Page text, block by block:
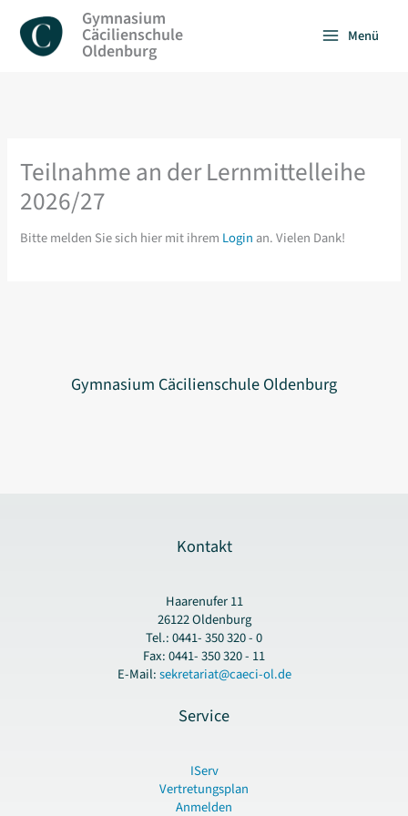
Inhalt
springen
Gymnasium
Cäcilienschule
Oldenburg
Menü
Teilnahme an der Lernmittelleihe
2026/27
Bitte melden Sie sich hier mit ihrem Loginan. Vielen Dank!
Gymnasium Cäcilienschule Oldenburg
Kontakt
Haarenufer 11
26122 Oldenburg
Tel.: 0441- 350 320 - 0
Fax: 0441- 350 320 - 11
E-Mail:sekretariat@caeci-ol.de
Service
IServ
Vertretungsplan
Anmelden